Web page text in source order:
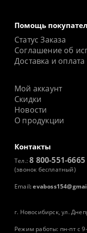
Помощь
Статус Заказа
Соглашение об
Доставка и оплата
Мой аккаунт
Скидки
Новости
О продукции
Контакты
Тел.:8 800-551-6665
(звонок бесплатный)
Email:
г. Новосибирск, ул.
Режим работы: пн-пт с